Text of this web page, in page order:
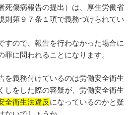
死傷病報告の提出）は、厚生労働省
則第９７条１項で義務づけられてい
すので、報告を行わなかった場合に
罪に問われることになります。
を義務付けているのは労働安全衛生
しをした際の容疑が、労働安全衛生
全衛生法違反になっているのかと疑